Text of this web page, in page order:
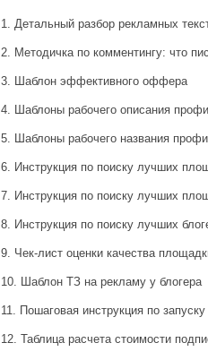
1. Детальный разбор рекламных
2. Методичка по комментингу: что
3. Шаблон эффективного оффера
4. Шаблоны рабочего описания
5. Шаблоны рабочего названия
6. Инструкция по поиску лучших
7. Инструкция по поиску лучших
8. Инструкция по поиску лучших
9. Чек-лист оценки качества
10. Шаблон ТЗ на рекламу у блогера
11. Пошаговая инструкция по
12. Таблица расчета стоимости